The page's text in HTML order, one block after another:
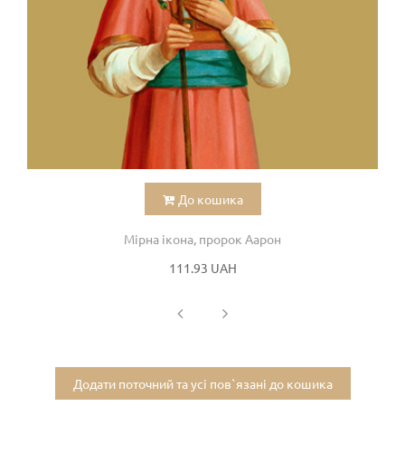
До кошика
Мірна ікона, пророк Аарон
111.93 UAH
Додати поточний та усі пов`язані до кошика